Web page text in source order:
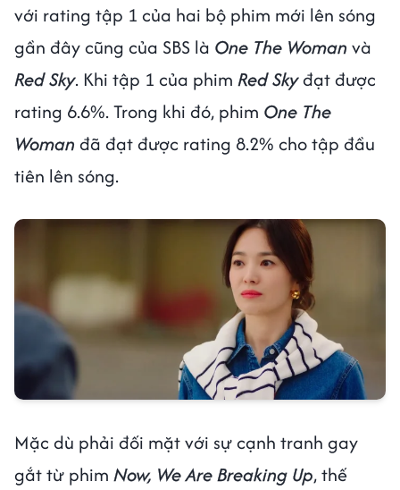
với rating tập 1 của hai bộ phim mới lên sóng
gần đây cũng của SBS là One The Woman và
Red Sky. Khi tập 1 của phim Red Skyđạt được
rating 6.6%. Trong khi đó, phim One The
Woman đã đạt được rating 8.2% cho tập đầu
tiên lên sóng.
Mặc dù phải đối mặt với sự cạnh tranh gay
gắt từ phim Now, We Are Breaking Up, thế